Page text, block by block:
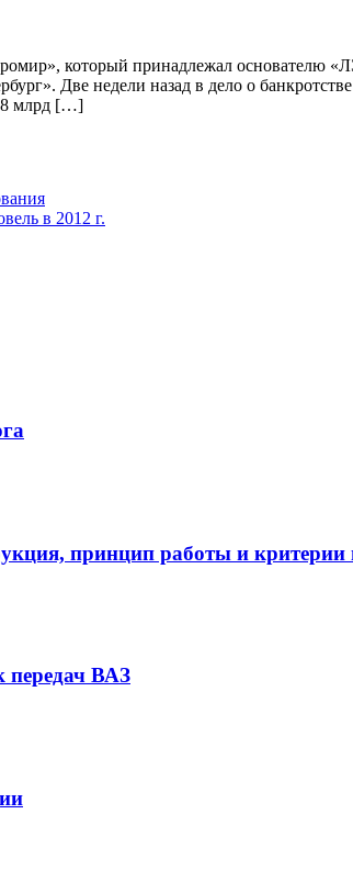
который принадлежал основателю
Две недели назад в дело о
млрд […]
в 2012 г.
принцип работы и критерии
передач ВАЗ